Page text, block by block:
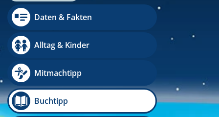
Daten & Fakten
Alltag & Kinder
Mitmachtipp
Buchtipp